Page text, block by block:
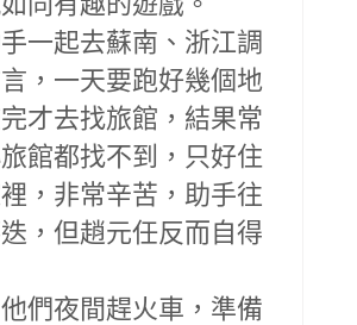
一起去蘇南、浙江調
，一天要跑好幾個地
才去找旅館，結果常
館都找不到，只好住
，非常辛苦，助手往
，但趙元任反而自得
們夜間趕火車，準備